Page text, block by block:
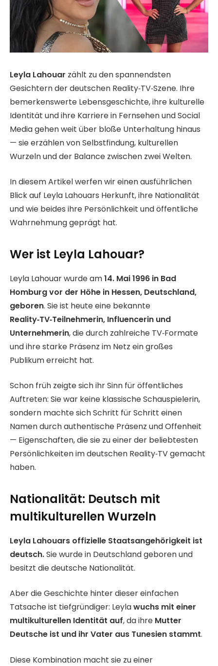
Leyla Lahouar zählt zu den spannendsten
Gesichtern der deutschen Reality‑TV‑Szene. Ihre
bemerkenswerte Lebensgeschichte, ihre kulturelle
Identität und ihre Karriere in Fernsehen und Social
Media gehen weit über bloße Unterhaltung hinaus
— sie erzählen von Selbstfindung, kulturellen
Wurzeln und der Balance zwischen zwei Welten.
In diesem Artikel werfen wir einen ausführlichen
Blick auf Leyla Lahouars Herkunft, ihre Nationalität
und wie beides ihre Persönlichkeit und öffentliche
Wahrnehmung geprägt hat.
Wer ist Leyla Lahouar?
Leyla Lahouar wurde am14. Mai 1996 in Bad
Homburg vor der Höhe in Hessen, Deutschland,
geboren. Sie ist heute eine bekannte
Reality‑TV‑Teilnehmerin, Influencerin und
Unternehmerin, die durch zahlreiche TV‑Formate
und ihre starke Präsenz im Netz ein großes
Publikum erreicht hat.
Schon früh zeigte sich ihr Sinn für öffentliches
Auftreten: Sie war keine klassische Schauspielerin,
sondern machte sich Schritt für Schritt einen
Namen durch authentische Präsenz und Offenheit
— Eigenschaften, die sie zu einer der beliebtesten
Persönlichkeiten im deutschen Reality‑TV gemacht
haben.
Nationalität: Deutsch mit
multikulturellen Wurzeln
Leyla Lahouars offizielle Staatsangehörigkeit ist
deutsch.Sie wurde in Deutschland geboren und
besitzt die deutsche Nationalität.
Aber die Geschichte hinter dieser einfachen
Tatsache ist tiefgründiger: Leylawuchs mit einer
multikulturellen Identität auf, da ihre Mutter
Deutsche ist und ihr Vater aus Tunesien stammt.
Diese Kombination macht sie zu einer